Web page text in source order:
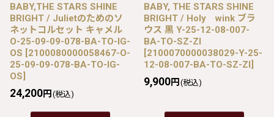
BABY,THE STARS SHINE
BRIGHT / Julietのためのソ
ネットコルセット キャメル
O-25-09-09-078-BA-TO-IG-
OS [2100080000058467-O-
25-09-09-078-BA-TO-IG-
OS]
24,200円 (税込)
BABY, THE STARS SHINE
BRIGHT / Holy wink ブラ
ウス 黒 Y-25-12-08-007-
BA-TO-SZ-ZI
[2100070000038029-Y-25-
12-08-007-BA-TO-SZ-ZI]
9,900円 (税込)